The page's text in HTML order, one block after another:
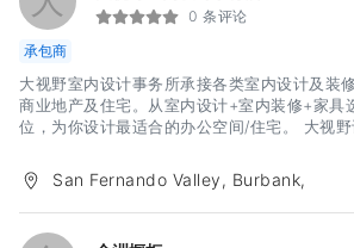
0 条评论
承包商
大视野室内设计事务所承接各类室内设计及装
商业地产及住宅。从室内设计+室内装修+家具
位，为你设计最适合的办公空间/住宅。 大视
是来自主要从事建筑工程一体化设计顾问服务
建筑设计有限公司。公司技术人员170余人，
创新思维模式。于洛杉矶市中心开设大视野设
场，致力于原创设计。合作伙伴有当地艺术家
州大学建筑学院丶大型定制家具生产商等。
San Fernando Valley, Burbank,